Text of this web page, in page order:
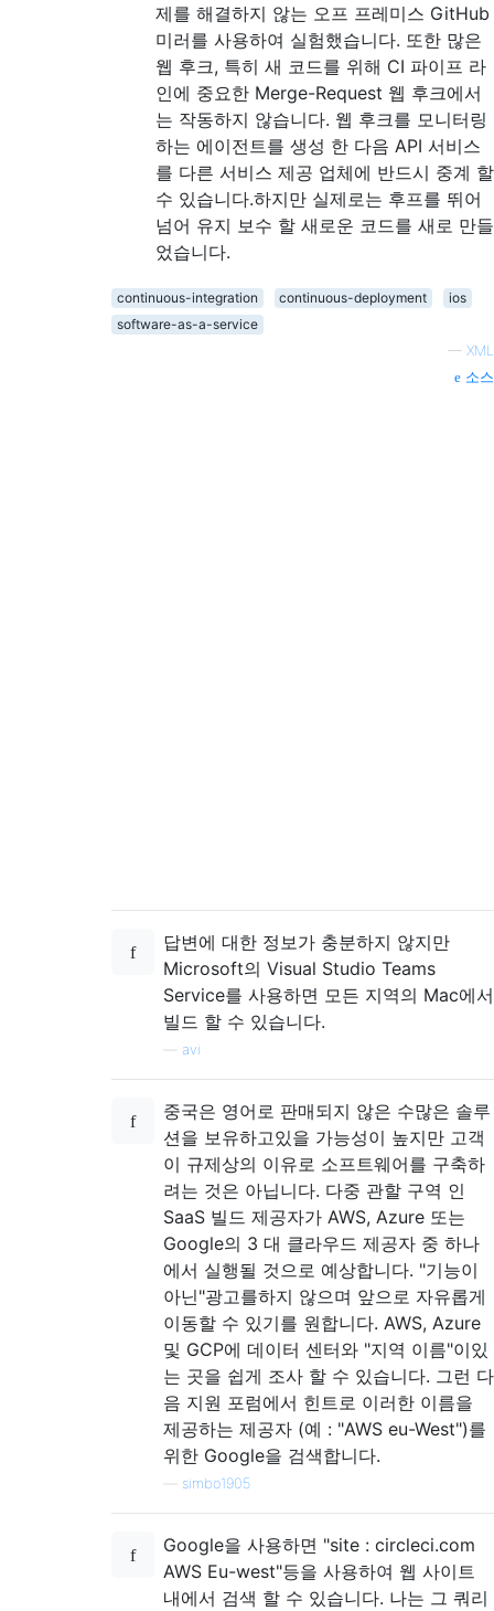
제를 해결하지 않는 오프 프레미스 GitHub
미러를 사용하여 실험했습니다. 또한 많은
웹 후크, 특히 새 코드를 위해 CI 파이프 라
인에 중요한 Merge-Request 웹 후크에서
는 작동하지 않습니다. 웹 후크를 모니터링
하는 에이전트를 생성 한 다음 API 서비스
를 다른 서비스 제공 업체에 반드시 중계 할
수 있습니다.하지만 실제로는 후프를 뛰어
넘어 유지 보수 할 새로운 코드를 새로 만들
었습니다.
continuous-integration continuous-deployment
ios
software-as-a-service
— XML
소스
답변에 대한 정보가 충분하지 않지만
Microsoft의 Visual Studio Teams
Service를 사용하면 모든 지역의 Mac에서
빌드 할 수 있습니다.
avi
중국은 영어로 판매되지 않은 수많은 솔루
션을 보유하고있을 가능성이 높지만 고객
이 규제상의 이유로 소프트웨어를 구축하
려는 것은 아닙니다. 다중 관할 구역 인
SaaS 빌드 제공자가 AWS, Azure 또는
Google의 3 대 클라우드 제공자 중 하나
에서 실행될 것으로 예상합니다. "기능이
아닌"광고를하지 않으며 앞으로 자유롭게
이동할 수 있기를 원합니다. AWS, Azure
및 GCP에 데이터 센터와 "지역 이름"이있
는 곳을 쉽게 조사 할 수 있습니다. 그런 다
음 지원 포럼에서 힌트로 이러한 이름을
제공하는 제공자 (예 : "AWS eu-West")를
위한 Google을 검색합니다.
simbo1905
Google을 사용하면 "site : circleci.com
AWS Eu-west"등을 사용하여 웹 사이트
내에서 검색 할 수 있습니다. 나는 그 쿼리